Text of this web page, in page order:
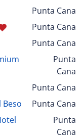
Punta Cana
Punta Cana
Punta Cana
Punta
Cana
Punta Cana
Beso
Punta Cana
Punta
Cana